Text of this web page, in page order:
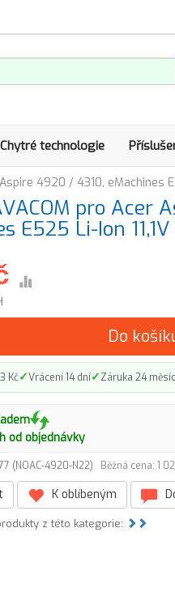
Chytré technologie
4920 / 4310, eMachines
pro Acer
E525 Li-Ion
Do
Kč✓Vrácení 14 dní✓Záruka 24
od objednávky
(NOAC-4920-N22) Běžná cena: 1
K oblíbeným
z této kategorie: